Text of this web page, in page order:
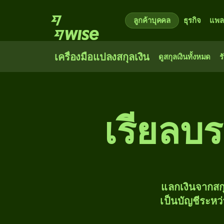
ลูกค้าบุคคล ธุรกิจ แพ
เครื่องมือแปลงสกุลเงิน ดูสกุลเงินทั้งหมด
เรียลบ
แลกเงินจากส
เป็นบัญชีระหว่